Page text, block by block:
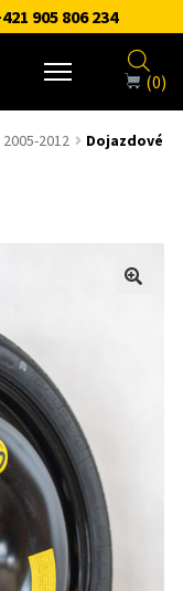
905 806 234
(0)
2005-2012
Dojazdové